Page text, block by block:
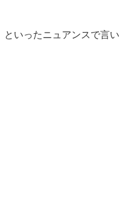
といったニュアンスで言い